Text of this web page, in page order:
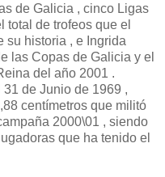
de Galicia , cinco Ligas
total de trofeos que el
su historia , e Ingrida
las Copas de Galicia y el
del año 2001 .
de Junio de 1969 ,
centímetros que militó
2000\01 , siendo
que ha tenido el